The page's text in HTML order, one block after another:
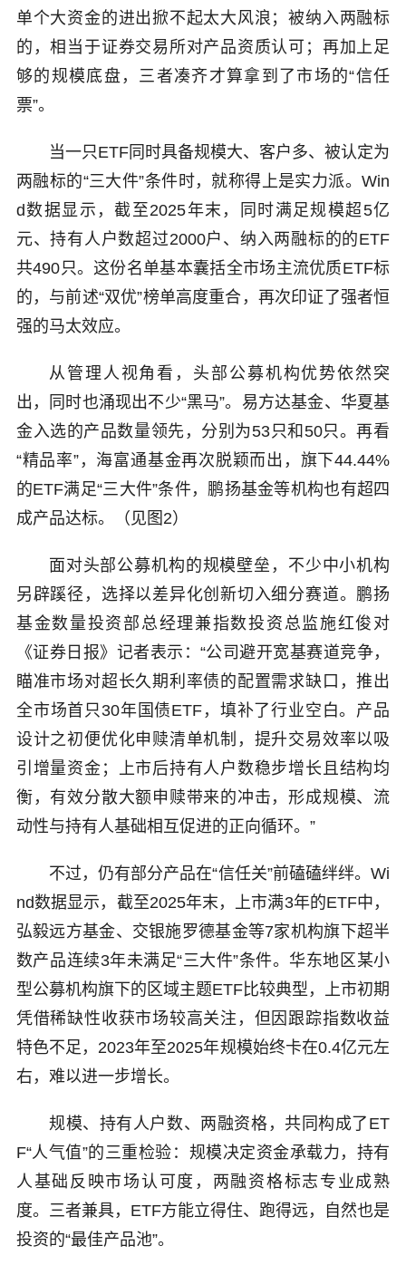
单个大资金的进出掀不起太大风浪；被纳入两融标
的，相当于证券交易所对产品资质认可；再加上足
够的规模底盘，三者凑齐才算拿到了市场的“信任
票”。
当一只ETF同时具备规模大、客户多、被认定为
两融标的“三大件”条件时，就称得上是实力派。Win
d数据显示，截至2025年末，同时满足规模超5亿
元、持有人户数超过2000户、纳入两融标的的ETF
共490只。这份名单基本囊括全市场主流优质ETF标
的，与前述“双优”榜单高度重合，再次印证了强者恒
强的马太效应。
从管理人视角看，头部公募机构优势依然突
出，同时也涌现出不少“黑马”。易方达基金、华夏基
金入选的产品数量领先，分别为53只和50只。再看
“精品率”，海富通基金再次脱颖而出，旗下44.44%
的ETF满足“三大件”条件，鹏扬基金等机构也有超四
成产品达标。（见图2）
面对头部公募机构的规模壁垒，不少中小机构
另辟蹊径，选择以差异化创新切入细分赛道。鹏扬
基金数量投资部总经理兼指数投资总监施红俊对
《证券日报》记者表示：“公司避开宽基赛道竞争，
瞄准市场对超长久期利率债的配置需求缺口，推出
全市场首只30年国债ETF，填补了行业空白。产品
设计之初便优化申赎清单机制，提升交易效率以吸
引增量资金；上市后持有人户数稳步增长且结构均
衡，有效分散大额申赎带来的冲击，形成规模、流
动性与持有人基础相互促进的正向循环。”
不过，仍有部分产品在“信任关”前磕磕绊绊。Wi
nd数据显示，截至2025年末，上市满3年的ETF中，
弘毅远方基金、交银施罗德基金等7家机构旗下超半
数产品连续3年未满足“三大件”条件。华东地区某小
型公募机构旗下的区域主题ETF比较典型，上市初期
凭借稀缺性收获市场较高关注，但因跟踪指数收益
特色不足，2023年至2025年规模始终卡在0.4亿元左
右，难以进一步增长。
规模、持有人户数、两融资格，共同构成了ET
F“人气值”的三重检验：规模决定资金承载力，持有
人基础反映市场认可度，两融资格标志专业成熟
度。三者兼具，ETF方能立得住、跑得远，自然也是
投资的“最佳产品池”。